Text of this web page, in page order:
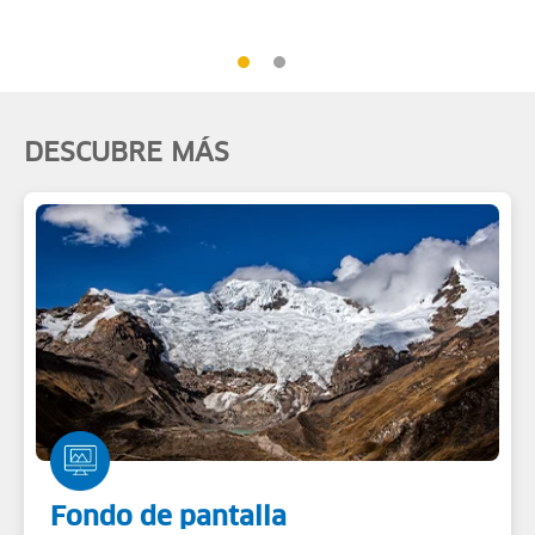
DESCUBRE MÁS
Fondo de pantalla